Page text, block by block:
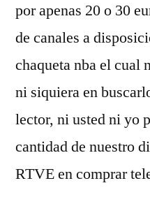
por apenas 20 o 30
de canales a
chaqueta nba el cual
ni siquiera en
lector, ni usted ni yo
cantidad de nuestro
RTVE en comprar